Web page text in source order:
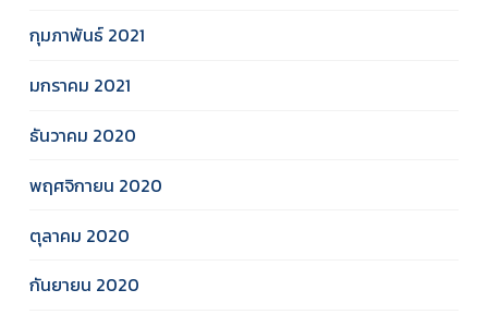
กุมภาพันธ์ 2021
มกราคม 2021
ธันวาคม 2020
พฤศจิกายน 2020
ตุลาคม 2020
กันยายน 2020